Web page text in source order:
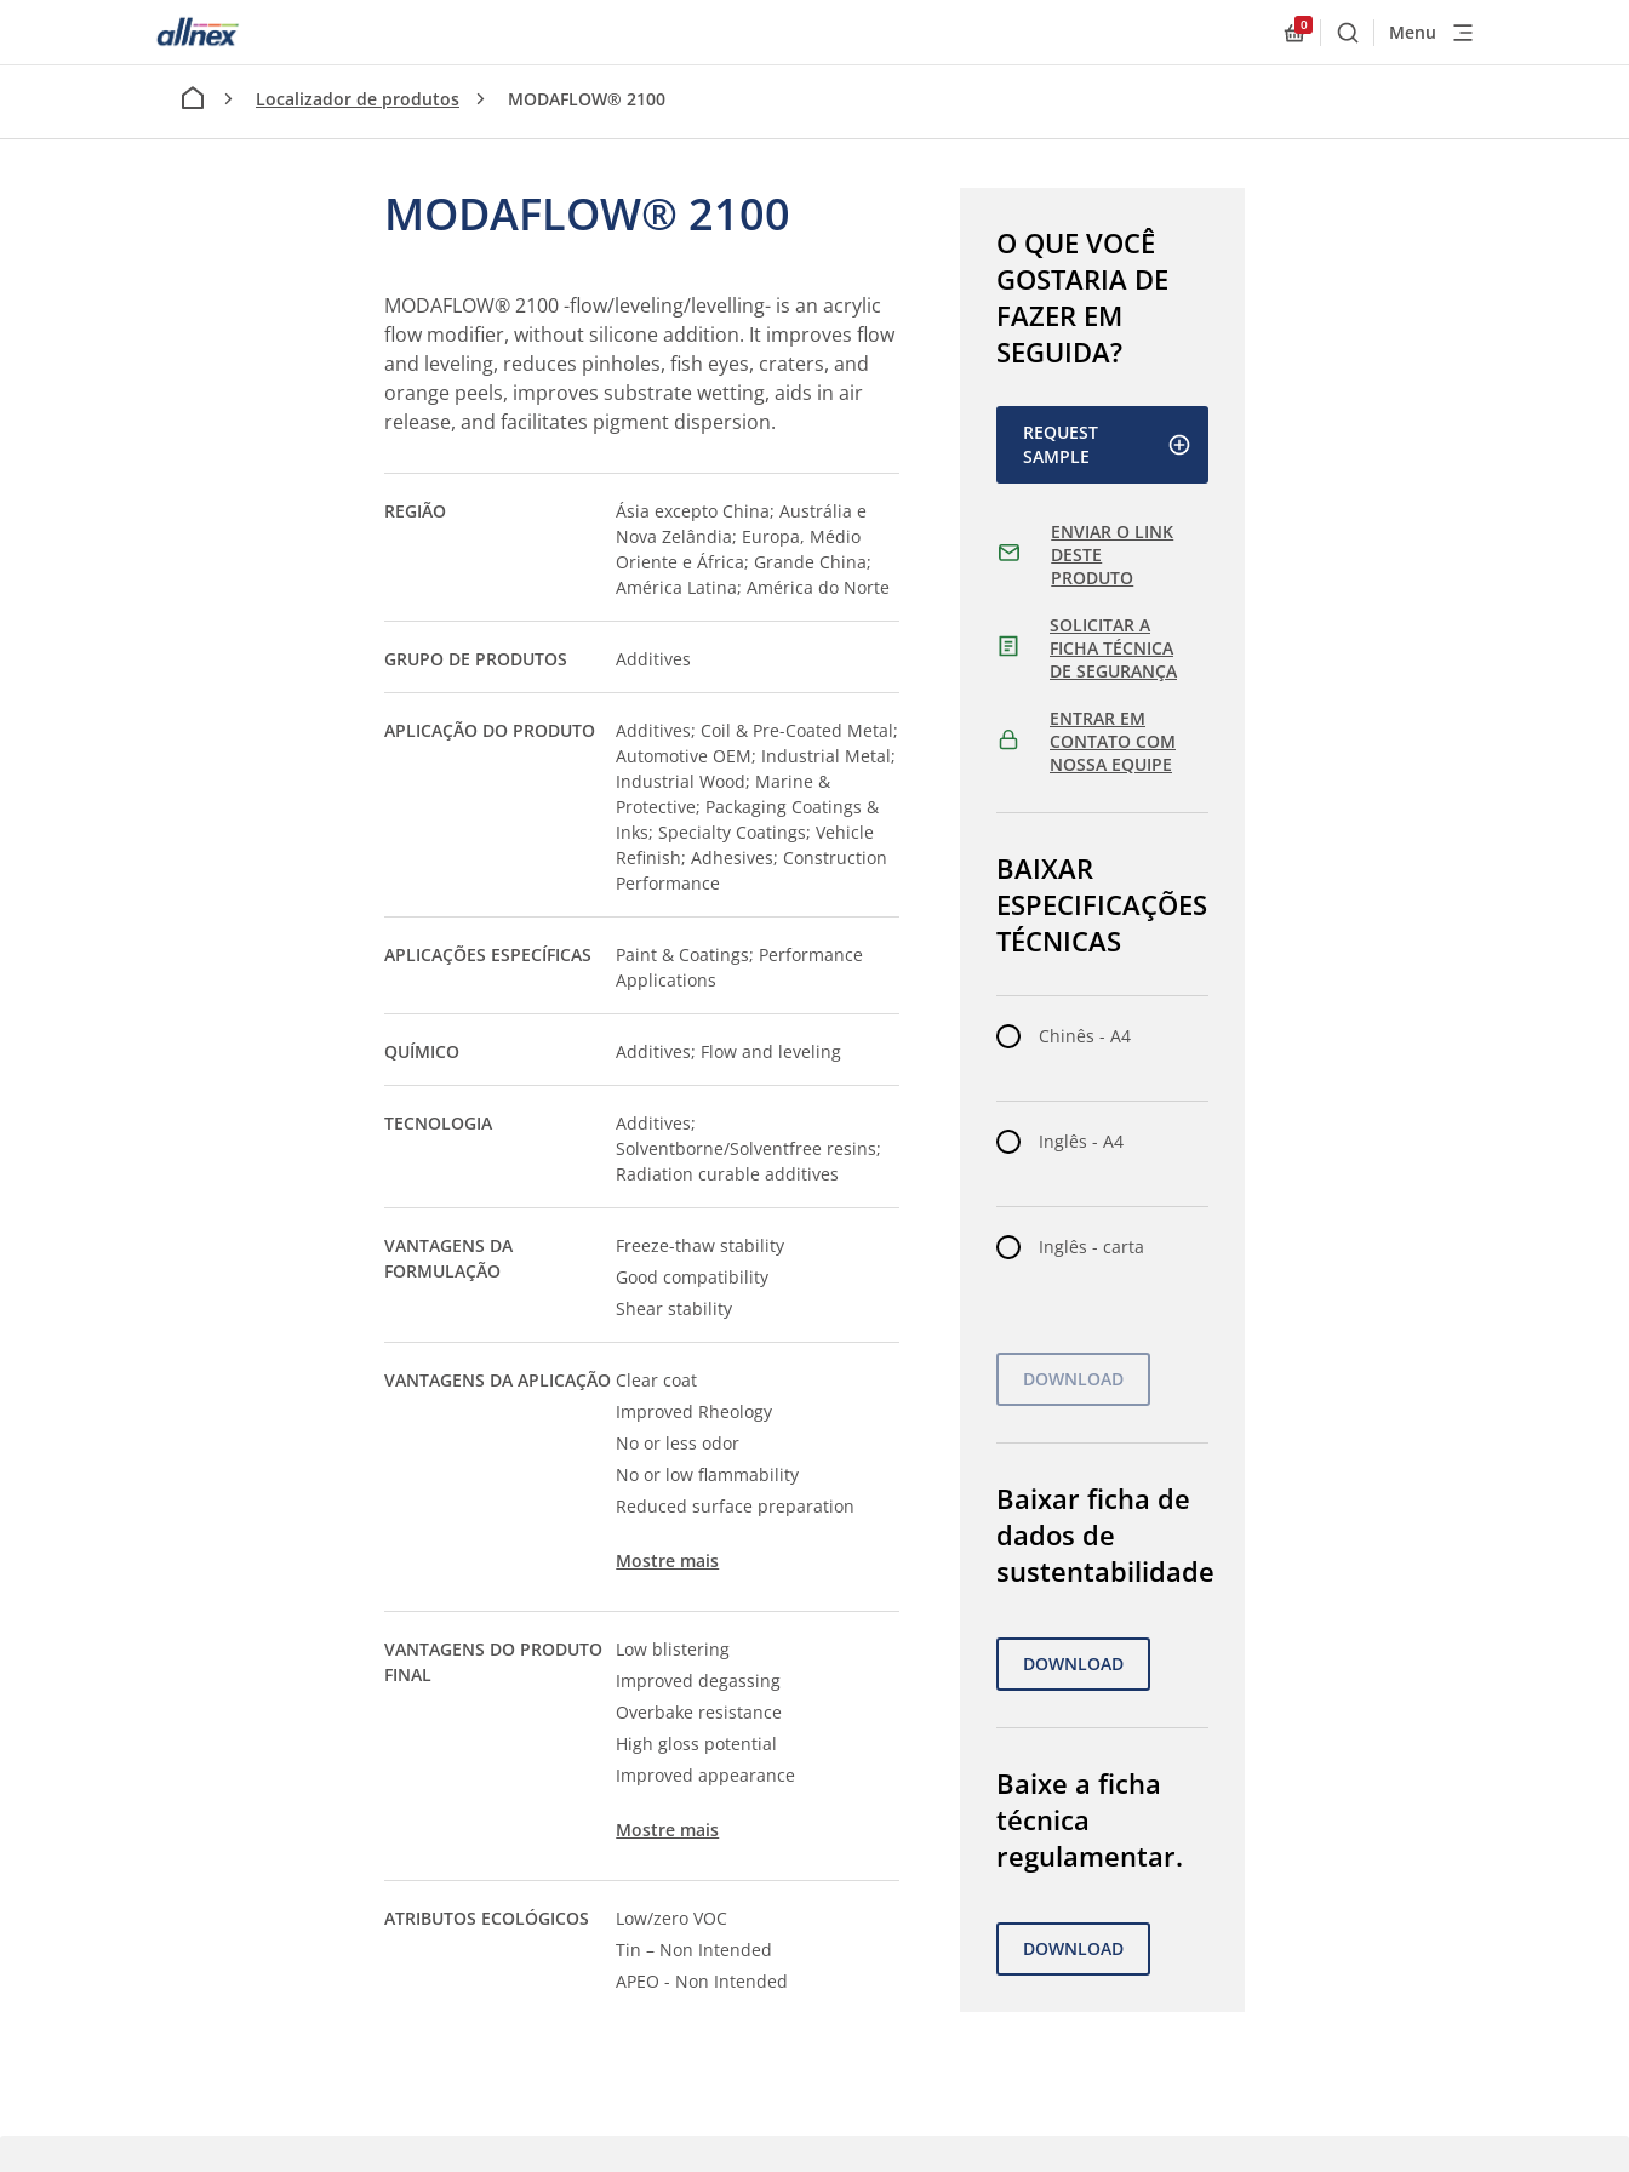
Allnex.GeneralResources.Cart
0
BuscarMenu
Localizador de produtos MODAFLOW® 2100
MODAFLOW® 2100
MODAFLOW® 2100 -flow/leveling/levelling- is an acrylic
flow modifier, without silicone addition. It improves flow
and leveling, reduces pinholes, fish eyes, craters, and
orange peels, improves substrate wetting, aids in air
release, and facilitates pigment dispersion.
REGIÃO
Ásia excepto China; Austrália e
Nova Zelândia; Europa, Médio
Oriente e África; Grande China;
América Latina; América do Norte
GRUPO DE PRODUTOS Additives
APLICAÇÃO DO PRODUTO
Additives; Coil & Pre-Coated Metal;
Automotive OEM; Industrial Metal;
Industrial Wood; Marine &
Protective; Packaging Coatings &
Inks; Specialty Coatings; Vehicle
Refinish; Adhesives; Construction
Performance
APLICAÇÕES ESPECÍFICAS
Paint & Coatings; Performance
Applications
QUÍMICO Additives; Flow and leveling
TECNOLOGIA
Additives;
Solventborne/Solventfree resins;
Radiation curable additives
VANTAGENS DA
FORMULAÇÃO
Freeze-thaw stability
Good compatibility
Shear stability
VANTAGENS DA APLICAÇÃO Clear coat
Improved Rheology
No or less odor
No or low flammability
Reduced surface preparation
Mostre mais
VANTAGENS DO PRODUTO
FINAL
Low blistering
Improved degassing
Overbake resistance
High gloss potential
Improved appearance
Mostre mais
ATRIBUTOS ECOLÓGICOS
Low/zero VOC
Tin – Non Intended
APEO - Non Intended
O QUE VOCÊ
GOSTARIA DE
FAZER EM
SEGUIDA?
REQUEST
SAMPLE
ENVIAR O LINK
DESTE
PRODUTO
SOLICITAR A
FICHA TÉCNICA
DE SEGURANÇA
ENTRAR EM
CONTATO COM
NOSSA EQUIPE
BAIXAR
ESPECIFICAÇÕES
TÉCNICAS
Chinês - A4
Inglês - A4
Inglês - carta
Baixar ficha de
dados de
sustentabilidade
Baixe a ficha
técnica
regulamentar.